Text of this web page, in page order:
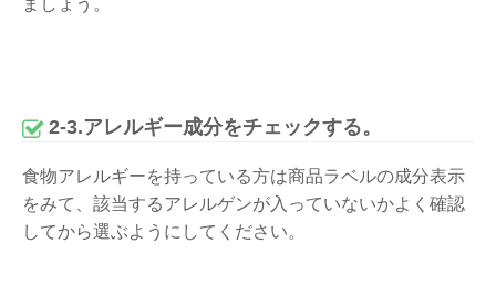
ましょう。
2-3.アレルギー成分をチェックする。
食物アレルギーを持っている方は商品ラベルの成分表示
をみて、該当するアレルゲンが入っていないかよく確認
してから選ぶようにしてください。